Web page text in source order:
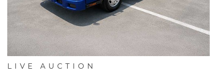
LIVE AUCTION